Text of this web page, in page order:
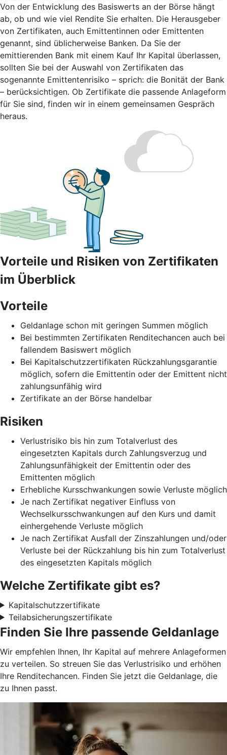
Von der Entwicklung des Basiswerts an der Börse hängt
ab, ob und wie viel Rendite Sie erhalten. Die Herausgeber
von Zertifikaten, auch Emittentinnen oder Emittenten
genannt, sind üblicherweise Banken. Da Sie der
emittierenden Bank mit einem Kauf Ihr Kapital überlassen,
sollten Sie bei der Auswahl von Zertifikaten das
sogenannte Emittentenrisiko – sprich: die Bonität der Bank
– berücksichtigen. Ob Zertifikate die passende Anlageform
für Sie sind, finden wir in einem gemeinsamen Gespräch
heraus.
Vorteile und Risiken von Zertifikaten
im Überblick
Vorteile
Geldanlage schon mit geringen Summen möglich
Bei bestimmten Zertifikaten Renditechancen auch bei
fallendem Basiswert möglich
Bei Kapitalschutzzertifikaten Rückzahlungsgarantie
möglich, sofern die Emittentin oder der Emittent nicht
zahlungsunfähig wird
Zertifikate an der Börse handelbar
Risiken
Verlustrisiko bis hin zum Totalverlust des
eingesetzten Kapitals durch Zahlungsverzug und
Zahlungsunfähigkeit der Emittentin oder des
Emittenten möglich
Erhebliche Kursschwankungen sowie Verluste möglich
Je nach Zertifikat negativer Einfluss von
Wechselkursschwankungen auf den Kurs und damit
einhergehende Verluste möglich
Je nach Zertifikat Ausfall der Zinszahlungen und/oder
Verluste bei der Rückzahlung bis hin zum Totalverlust
des eingesetzten Kapitals möglich
Welche Zertifikate gibt es?
Kapitalschutzzertifikate
Teilabsicherungszertifikate
Finden Sie Ihre passende Geldanlage
Wir empfehlen Ihnen, Ihr Kapital auf mehrere Anlageformen
zu verteilen. So streuen Sie das Verlustrisiko und erhöhen
Ihre Renditechancen. Finden Sie jetzt die Geldanlage, die
zu Ihnen passt.